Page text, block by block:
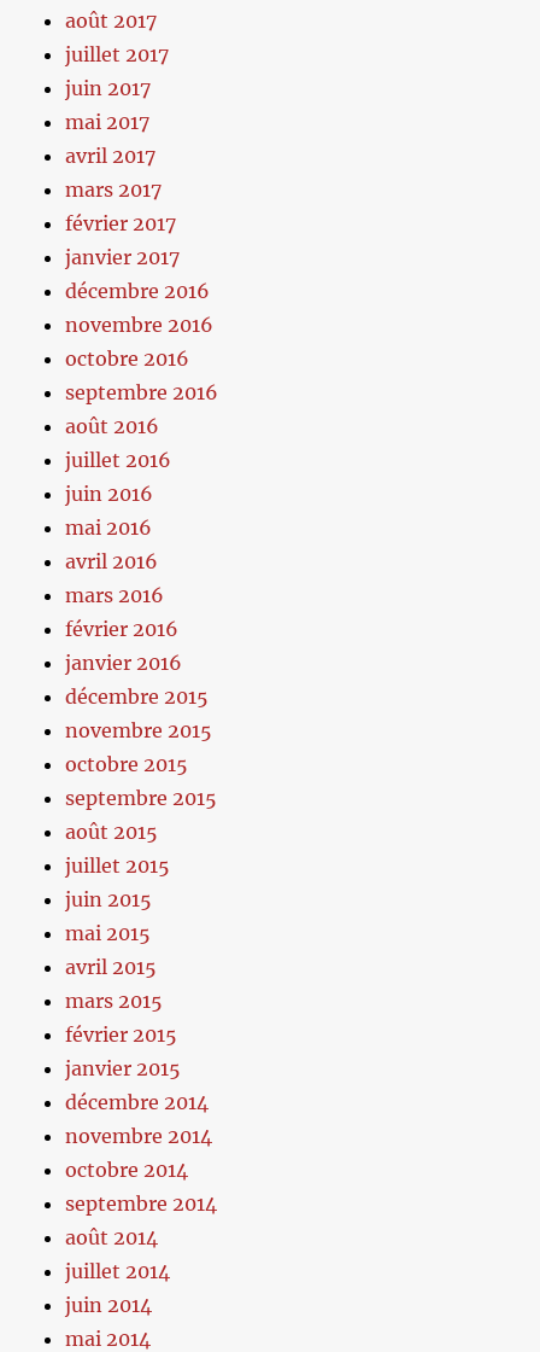
août 2017
juillet 2017
juin 2017
mai 2017
avril 2017
mars 2017
février 2017
janvier 2017
décembre 2016
novembre 2016
octobre 2016
septembre 2016
août 2016
juillet 2016
juin 2016
mai 2016
avril 2016
mars 2016
février 2016
janvier 2016
décembre 2015
novembre 2015
octobre 2015
septembre 2015
août 2015
juillet 2015
juin 2015
mai 2015
avril 2015
mars 2015
février 2015
janvier 2015
décembre 2014
novembre 2014
octobre 2014
septembre 2014
août 2014
juillet 2014
juin 2014
mai 2014